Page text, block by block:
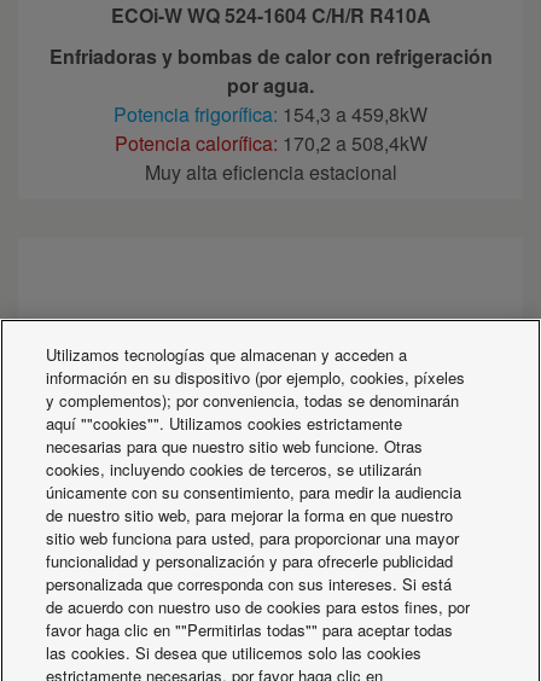
ECOi-W WQ 524-1604 C/H/R R410A
Enfriadoras y bombas de calor con refrigeración
por agua.
Potencia frigorífica: 154,3 a 459,8kW
Potencia calorífica: 170,2 a 508,4kW
Muy alta eficiencia estacional
ECOi-W WSW-N EVO 440-1550 C/H/R R513A
Utilizamos tecnologías que almacenan y acceden a
información en su dispositivo (por ejemplo, cookies, píxeles
y complementos); por conveniencia, todas se denominarán
aquí ""cookies"". Utilizamos cookies estrictamente
necesarias para que nuestro sitio web funcione. Otras
cookies, incluyendo cookies de terceros, se utilizarán
únicamente con su consentimiento, para medir la audiencia
de nuestro sitio web, para mejorar la forma en que nuestro
sitio web funciona para usted, para proporcionar una mayor
funcionalidad y personalización y para ofrecerle publicidad
personalizada que corresponda con sus intereses. Si está
de acuerdo con nuestro uso de cookies para estos fines, por
favor haga clic en ""Permitirlas todas"" para aceptar todas
las cookies. Si desea que utilicemos solo las cookies
estrictamente necesarias, por favor haga clic en